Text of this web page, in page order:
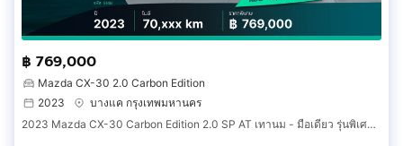
฿ 769,000
Mazda CX-30 2.0 Carbon Edition
2023
บางแค กรุงเทพมหานคร
2023 Mazda CX-30 Carbon Edition 2.0 SP AT เทานม - มือเดียว รุ่นพิเศษ คาร์บอน ภายในแดง วารันตี2027 ประวัติครบ รถบ้าน เจ้าของขายเอง ฟรีดาวน์